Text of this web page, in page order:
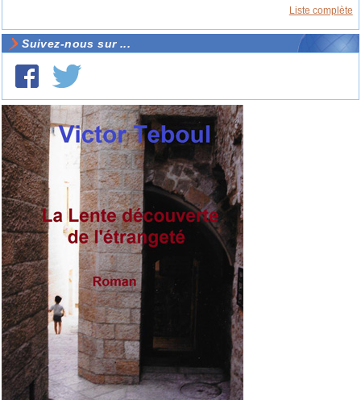
Liste complète
Suivez-nous sur ...